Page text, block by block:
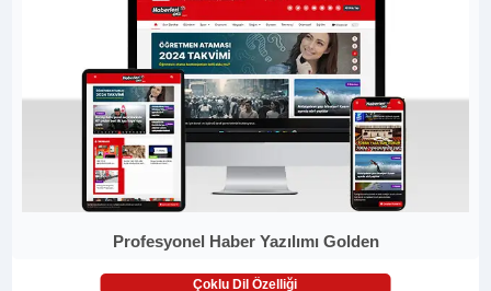
Profesyonel Haber Yazılımı Golden
Çoklu Dil Özelliği